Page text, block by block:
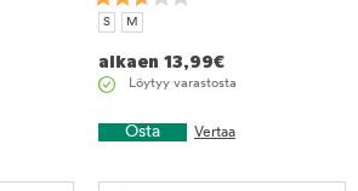
S M
alkaen 13,99€
Löytyy varastosta
Osta Vertaa